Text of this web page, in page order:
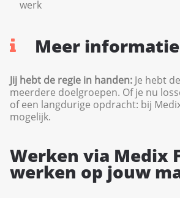
werk
Meer informatie
Jij hebt de regie in handen: Je hebt
meerdere doelgroepen. Of je nu
of een langdurige opdracht: bij
mogelijk.
Werken via Medix
werken op jouw